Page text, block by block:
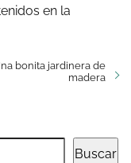
en la
bonita jardinera de
madera
Buscar